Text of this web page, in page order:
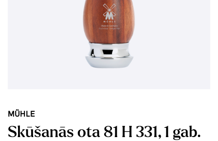
MÜHLE
Skūšanās ota 81 H 331, 1 gab.